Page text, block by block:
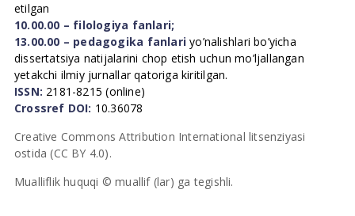
etilgan
10.00.00 – filologiya fanlari;
13.00.00 – pedagogika fanlari yo’nalishlari bo’yicha
dissertatsiya natijalarini chop etish uchun mo’ljallangan
yetakchi ilmiy jurnallar qatoriga kiritilgan.
ISSN: 2181-8215 (online)
Crossref DOI: 10.36078
Creative Commons Attribution International litsenziyasi
ostida (CC BY 4.0).
Mualliflik huquqi © muallif (lar) ga tegishli.